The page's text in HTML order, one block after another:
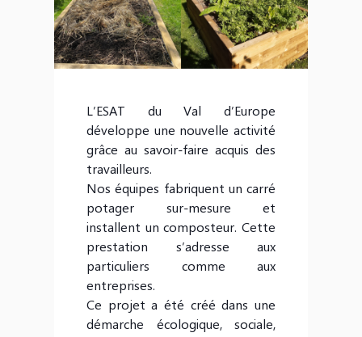
L’ESAT du Val d’Europe
développe une nouvelle activité
grâce au savoir-faire acquis des
travailleurs.
Nos équipes fabriquent un carré
potager sur-mesure et
installent un composteur. Cette
prestation s’adresse aux
particuliers comme aux
entreprises.
Ce projet a été créé dans une
démarche écologique, sociale,